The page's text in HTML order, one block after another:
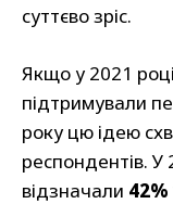
суттєво зріс.
Якщо у 2021 році
підтримували
року цю ідею
респондентів. У
відзначали 42%